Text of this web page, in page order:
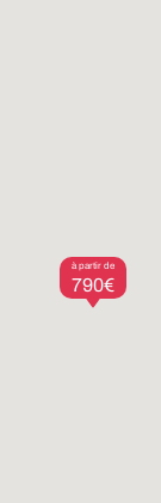
à partir de
790€